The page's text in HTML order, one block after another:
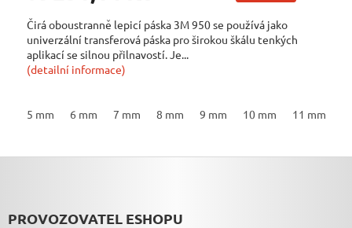
Čirá oboustranně lepicí páska 3M 950 se používá jako
univerzální transferová páska pro širokou škálu tenkých
aplikací se silnou přilnavostí. Je...
(detailní informace)
5 mm 6 mm 7 mm 8 mm 9 mm 10 mm 11 mm
APROVOZOVATEL ESHOPU